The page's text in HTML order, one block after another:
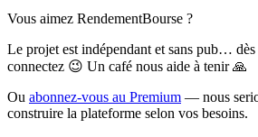
Vous aimez RendementBourse ?
Le projet est indépendant et sans pub…
connectez 😉 Un café nous aide à tenir 🙏
Ou abonnez-vous au Premium — nous
construire la plateforme selon vos besoins.